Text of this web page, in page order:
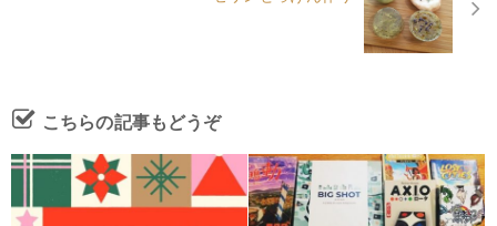
こちらの記事もどうぞ